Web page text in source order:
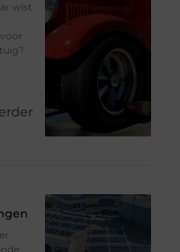
wist